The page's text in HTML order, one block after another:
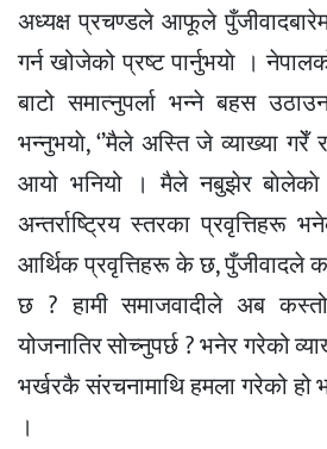
अध्यक्ष प्रचण्डले आफूले
गर्न खोजेको प्रष्ट पार्नुभयाे ।
बाटो समात्नुपर्ला भन्ने बहस
भन्नुभयाे, ‘’मैले अस्ति जे व्याख्या
आयो भनियो । मैले नबुझेर
अन्तर्राष्ट्रिय स्तरका प्रवृत्तिहरू
आर्थिक प्रवृत्तिहरू के छ, पुँजीवादले
छ ? हामी समाजवादीले अब
योजनातिर सोच्नुपर्छ ? भनेर गरेको
भर्खरकै संरचनामाथि हमला गरेको हो
।